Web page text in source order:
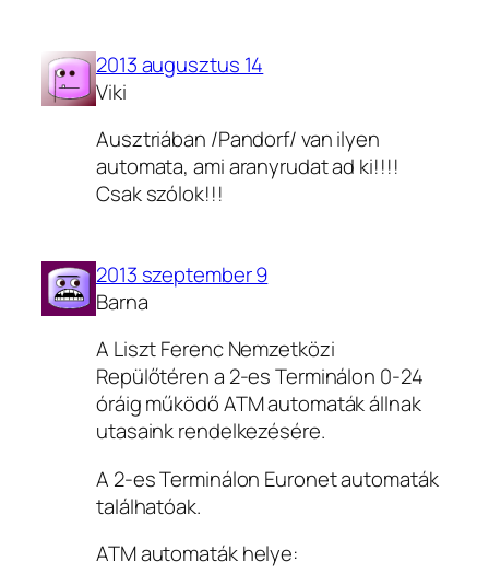
2013 augusztus 14
Viki
Ausztriában /Pandorf/ van ilyen
automata, ami aranyrudat ad ki!!!!
Csak szólok!!!
2013 szeptember 9
Barna
A Liszt Ferenc Nemzetközi
Repülőtéren a 2-es Terminálon 0-24
óráig működő ATM automaták állnak
utasaink rendelkezésére.
A 2-es Terminálon Euronet automaták
találhatóak.
ATM automaták helye: